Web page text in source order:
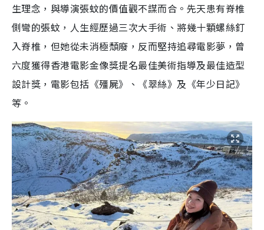
生理念，與導演張蚊的價值觀不謀而合。先天患有脊椎
側彎的張蚊，人生經歷過三次大手術、將幾十顆螺絲釘
入脊椎，但她從未消極頹廢，反而堅持追尋電影夢，曾
六度獲得香港電影金像獎提名最佳美術指導及最佳造型
設計獎，電影包括《殭屍》、《翠絲》及《年少日記》
等。